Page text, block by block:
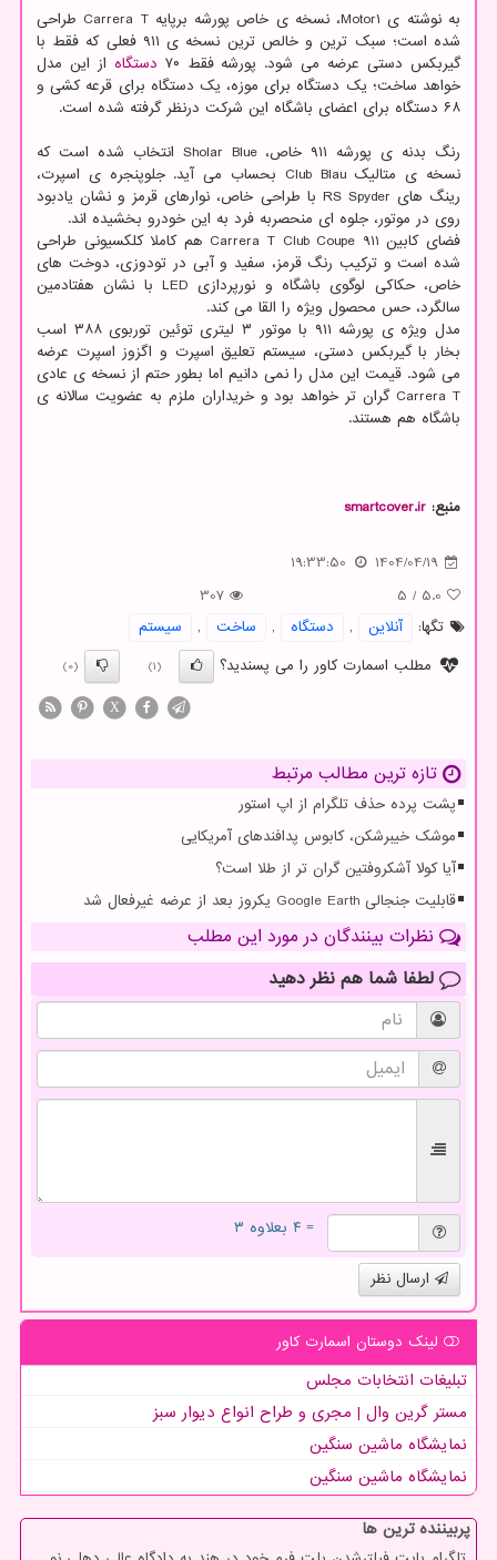
به نوشته ی Motor1، نسخه ی خاص پورشه برپایه Carrera T طراحی
شده است؛ سبک ترین و خالص ترین نسخه ی ۹۱۱ فعلی که فقط با
گیربکس دستی عرضه می شود. پورشه فقط ۷۰
دستگاه از این مدل
خواهد ساخت؛ یک دستگاه برای موزه، یک دستگاه برای قرعه کشی و
۶۸ دستگاه برای اعضای باشگاه این شرکت درنظر گرفته شده است.
رنگ بدنه ی پورشه ۹۱۱ خاص، Sholar Blue انتخاب شده است که
نسخه ی متالیک Club Blau بحساب می آید. جلوپنجره ی اسپرت،
رینگ های RS Spyder با طراحی خاص، نوارهای قرمز و نشان یادبود
روی در موتور، جلوه ای منحصربه فرد به این خودرو بخشیده اند.
فضای کابین 911 Carrera T Club Coupe هم کاملا کلکسیونی طراحی
شده است و ترکیب رنگ قرمز، سفید و آبی در تودوزی، دوخت های
خاص، حکاکی لوگوی باشگاه و نورپردازی LED با نشان هفتادمین
سالگرد، حس محصول ویژه را القا می کند.
مدل ویژه ی پورشه ۹۱۱ با موتور ۳ لیتری توئین توربوی ۳۸۸ اسب
بخار با گیربکس دستی، سیستم تعلیق اسپرت و اگزوز اسپرت عرضه
می شود. قیمت این مدل را نمی دانیم اما بطور حتم از نسخه ی عادی
Carrera T گران تر خواهد بود و خریداران ملزم به عضویت سالانه ی
باشگاه هم هستند.
منبع: smartcover.ir
1404/04/19
19:33:50
5.0
/
5
307
تگها:
آنلاین , دستگاه , ساخت ,
سیستم
مطلب اسمارت کاور را می پسندید؟
(1)
(0)
X
تازه ترین مطالب مرتبط
پشت پرده حذف تلگرام از اپ استور
موشک خیبرشکن، کابوس پدافندهای آمریکایی
آیا کولا آشکروفتین گران تر از طلا است؟
قابلیت جنجالی Google Earth یکروز بعد از عرضه غیرفعال شد
نظرات بینندگان در مورد این مطلب
لطفا شما هم نظر دهید
= ۴ بعلاوه ۳
ارسال نظر
لینک دوستان اسمارت كاور
تبلیغات انتخابات مجلس
مستر گرین وال | مجری و طراح انواع دیوار سبز
نمایشگاه ماشین سنگین
نمایشگاه ماشین سنگین
پربیننده ترین ها